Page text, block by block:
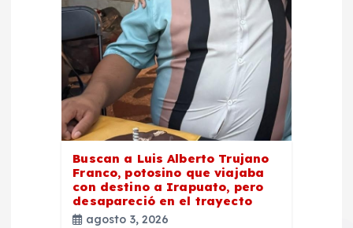
Buscan a Luis Alberto Trujano
Franco, potosino que viajaba
con destino a Irapuato, pero
desapareció en el trayecto
agosto 3, 2026